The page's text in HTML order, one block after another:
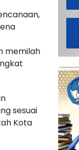
memilah
sesuai
Kota